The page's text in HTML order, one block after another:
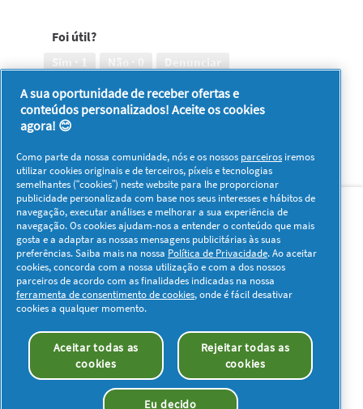
5
5
Foi útil?
Sim · 1 Não · 0 Denunciar
1–8 de 67 análises
Anterior
◄
Sobre nós Contacto Visitar www.pg.com
Redes Sociais
Os meus dados Privacidade
Sobre os Cookies
Termos e Condições
Declaração de Acessibilidade
© 2026 Procter & Gamble. Todos os direitos reservados. O uso e
acesso à informação presentes neste site estão sujeitos aos
A sua oportunidade de receber ofertas e
conteúdos personalizados! Aceite os cookies
agora! 😊
Como parte da nossa comunidade, nós e os nossos parceiros iremos
utilizar cookies originais e de terceiros, píxeis e tecnologias
semelhantes (“cookies”) neste website para lhe proporcionar
publicidade personalizada com base nos seus interesses e hábitos de
navegação, executar análises e melhorar a sua experiência de
navegação. Os cookies ajudam-nos a entender o conteúdo que mais
gosta e a adaptar as nossas mensagens publicitárias às suas
preferências. Saiba mais na nossa Política de Privacidade. Ao aceitar
cookies, concorda com a nossa utilização e com a dos nossos
parceiros de acordo com as finalidades indicadas na nossa
ferramenta de consentimento de cookies, onde é fácil desativar
cookies a qualquer momento.
Aceitar todas as
cookies
Rejeitar todas as
cookies
Eu decido